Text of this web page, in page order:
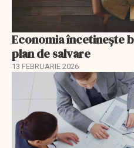
Economia încetinește
plan de salvare
13 FEBRUARIE 2026